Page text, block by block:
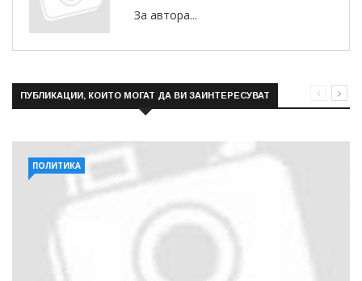
За автора...
ПУБЛИКАЦИИ, КОИТО МОГАТ ДА ВИ ЗАИНТЕРЕСУВАТ
ПОЛИТИКА